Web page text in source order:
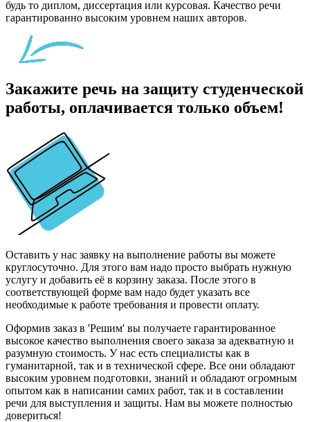
будь то диплом, диссертация или курсовая. Качество речи
гарантированно высоким уровнем наших авторов.
Закажите речь на защиту студенческой
работы, оплачивается только объем!
Оставить у нас заявку на выполнение работы вы можете
круглосуточно. Для этого вам надо просто выбрать нужную
услугу и добавить её в корзину заказа. После этого в
соответствующей форме вам надо будет указать все
необходимые к работе требования и провести оплату.
Оформив заказ в 'Решим' вы получаете гарантированное
высокое качество выполнения своего заказа за адекватную и
разумную стоимость. У нас есть специалисты как в
гуманитарной, так и в технической сфере. Все они обладают
высоким уровнем подготовки, знаний и обладают огромным
опытом как в написании самих работ, так и в составлении
речи для выступления и защиты. Нам вы можете полностью
довериться!